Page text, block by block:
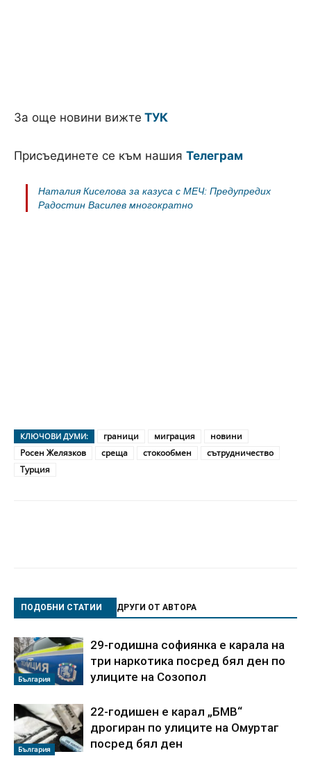
За още новини вижте ТУК
Присъединете се към нашия Телеграм
Наталия Киселова за казуса с МЕЧ: Предупредих
Радостин Василев многократно
КЛЮЧОВИ ДУМИ: граници миграция
новини
Росен Желязков
среща стокообмен
сътрудничество
Турция
ПОДОБНИ СТАТИИ ДРУГИ ОТ АВТОРА
България
29-годишна софиянка е карала на
три наркотика посред бял ден по
улиците на Созопол
България
22-годишен е карал „БМВ“
дрогиран по улиците на Омуртаг
посред бял ден